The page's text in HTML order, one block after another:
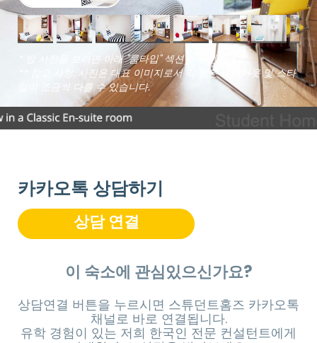
* 방 사진을 보려면 아래 "룸타입" 섹션을 확인하세요.
** 참고 사항: 사진은 대표 이미지로서 각 방은 레이아웃 및 스타
일이 조금씩 다를 수 있습니다.
카카오톡 상담하기
상담 연결
이 숙소에 관심있으신가요?
상담연결 버튼을 누르시면 스튜던트홈즈 카카오톡
채널로 바로 연결됩니다.
유학 경험이 있는 저희 한국인 전문 컨설턴트에게